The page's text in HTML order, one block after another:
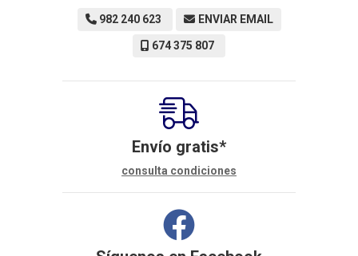
982 240 623 ENVIAR EMAIL
674 375 807
Envío gratis*
consulta condiciones